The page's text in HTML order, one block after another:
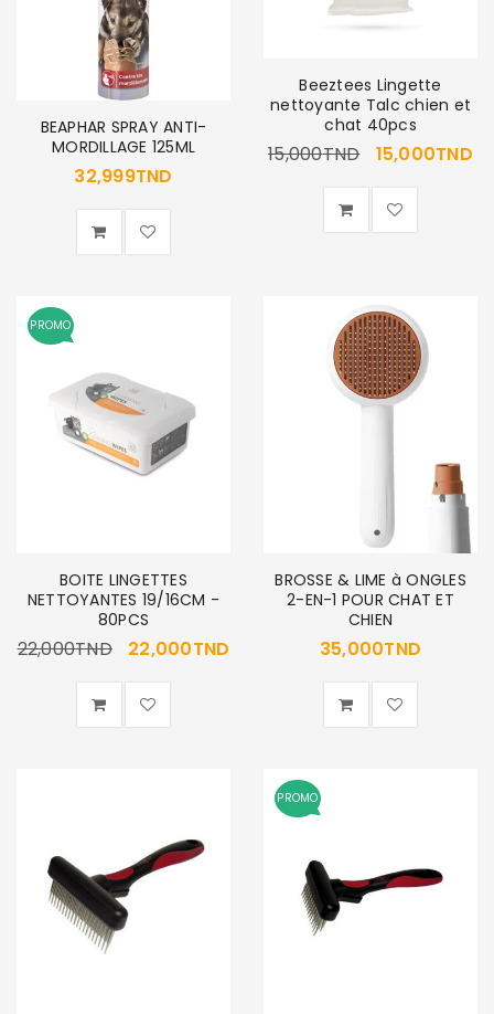
BEAPHAR SPRAY ANTI-
MORDILLAGE 125ML
32,999TND
Beeztees Lingette
nettoyante Talc chien et
chat 40pcs
15,000TND 15,000TND
PROMO
BOITE LINGETTES
NETTOYANTES 19/16CM -
80PCS
22,000TND 22,000TND
BROSSE & LIME à ONGLES
2-EN-1 POUR CHAT ET
CHIEN
35,000TND
PROMO